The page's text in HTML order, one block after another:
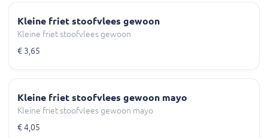
Kleine friet stoofvlees gewoon
Kleine friet stoofvlees gewoon
€ 3,65
Kleine friet stoofvlees gewoon mayo
Kleine friet stoofvlees gewoon mayo
€ 4,05